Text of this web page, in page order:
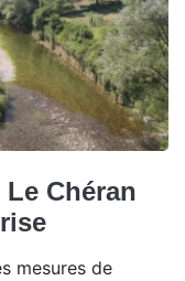
Chéran
mesures de